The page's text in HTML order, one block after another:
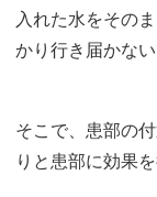
入れた水をその
かり行き届かな
そこで、患部の
りと患部に効果